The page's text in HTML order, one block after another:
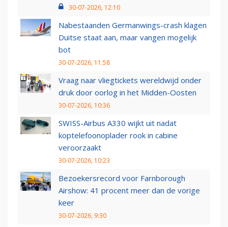
30-07-2026, 12:10
Nabestaanden Germanwings-crash klagen
Duitse staat aan, maar vangen mogelijk
bot
30-07-2026, 11:58
Vraag naar vliegtickets wereldwijd onder
druk door oorlog in het Midden-Oosten
30-07-2026, 10:36
SWISS-Airbus A330 wijkt uit nadat
koptelefoonoplader rook in cabine
veroorzaakt
30-07-2026, 10:23
Bezoekersrecord voor Farnborough
Airshow: 41 procent meer dan de vorige
keer
30-07-2026, 9:30